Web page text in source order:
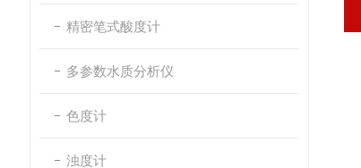
精密笔式酸度计
多参数水质分析仪
色度计
浊度计